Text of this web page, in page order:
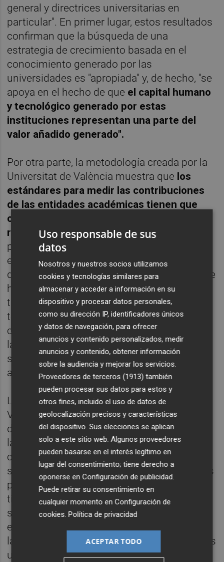
general y directrices universitarias en
particular". En primer lugar, estos resultados
confirman que la búsqueda de una
estrategia de crecimiento basada en el
conocimiento generado por las
universidades es "apropiada" y, de hecho, "se
apoya en el hecho de que el capital humano
y tecnológico generado por estas
instituciones representan una parte del
valor añadido generado".
Por otra parte, la metodología creada por la
Universitat de València muestra que los
estándares para medir las contribuciones
de las entidades académicas tienen que
considerar el valor de mercado de los
recursos que generan. Por este motivo, las
políticas universitarias tendrían que ser
evaluadas por sus resultados directos -
docencia e investigación- e indirectas, donde
habría que incluir los niveles de empleo y la
transferencia empresarial de graduados y
tecnología. "Cuanto más elevado es el
capital humano y tecnológico producido por
las universidades, más grande es el impacto
socioeconómico de las universidades",
apunta Pastor.
La metodología creada por la Universitat de
València para evaluar el impacto económico
del sistema universitario español se basa en
la construcción de un escenario
contrafactual, es decir, de una hipotética
situación en la que no hubiera universidades
públicas en España. En este caso, no habría
titulados en el Estado ni se habrían hecho
sus gestos en I+D. "La elaboración de este
escenario hipotético y su comparación con
la situación real nos da la contribución de las
universidades", subrayan los autores del
Uso responsable de sus
datos
Nosotros y nuestros socios utilizamos
cookies y tecnologías similares para
almacenar y acceder a información en su
dispositivo y procesar datos personales,
como su dirección IP, identificadores únicos
y datos de navegación, para ofrecer
anuncios y contenido personalizados, medir
anuncios y contenido, obtener información
sobre la audiencia y mejorar los servicios.
Proveedores de terceros (1913) también
pueden procesar sus datos para estos y
otros fines, incluido el uso de datos de
geolocalización precisos y características
del dispositivo. Sus elecciones se aplican
solo a este sitio web. Algunos proveedores
pueden basarse en el interés legítimo en
lugar del consentimiento; tiene derecho a
oponerse enConfiguración de publicidad.
Puede retirar su consentimiento en
cualquier momento enConfiguración de
cookies.Política de privacidad
ACEPTAR TODO